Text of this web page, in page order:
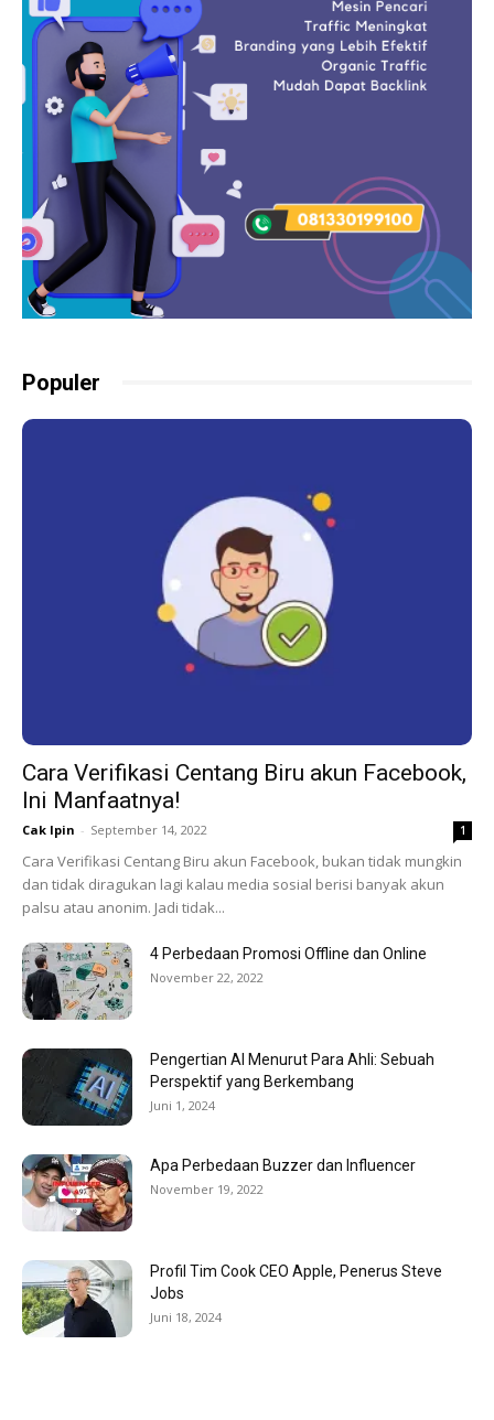
Populer
Cara Verifikasi Centang Biru akun Facebook,
Ini Manfaatnya!
Cak Ipin - September 14, 2022 1
Cara Verifikasi Centang Biru akun Facebook, bukan tidak mungkin
dan tidak diragukan lagi kalau media sosial berisi banyak akun
palsu atau anonim. Jadi tidak...
4 Perbedaan Promosi Offline dan Online
November 22, 2022
Pengertian AI Menurut Para Ahli: Sebuah
Perspektif yang Berkembang
Juni 1, 2024
Apa Perbedaan Buzzer dan Influencer
November 19, 2022
Profil Tim Cook CEO Apple, Penerus Steve
Jobs
Juni 18, 2024